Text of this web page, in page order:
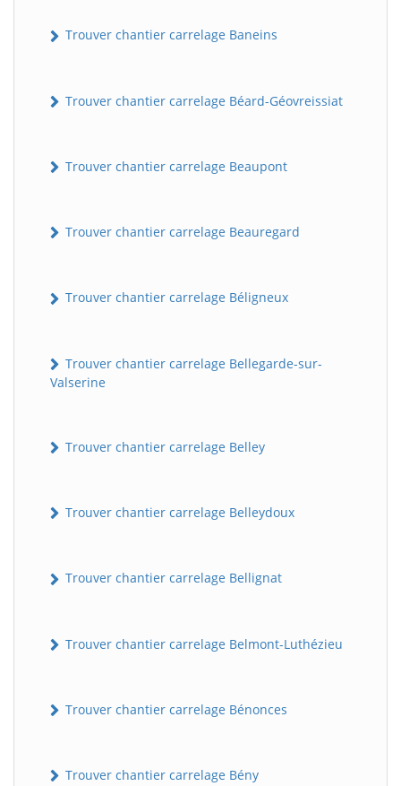
Trouver chantier carrelage Baneins
Trouver chantier carrelage Béard-Géovreissiat
Trouver chantier carrelage Beaupont
Trouver chantier carrelage Beauregard
Trouver chantier carrelage Béligneux
Trouver chantier carrelage Bellegarde-sur-
Valserine
Trouver chantier carrelage Belley
Trouver chantier carrelage Belleydoux
Trouver chantier carrelage Bellignat
Trouver chantier carrelage Belmont-Luthézieu
Trouver chantier carrelage Bénonces
Trouver chantier carrelage Bény